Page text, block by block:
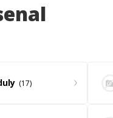
17